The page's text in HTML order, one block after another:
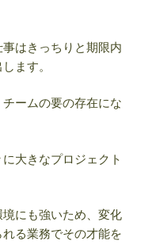
はきっちりと期限内
ます。
ームの要の存在にな
大きなプロジェクト
にも強いため、変化
る業務でその才能を